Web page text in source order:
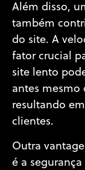
Além disso,
também
do site. A
fator crucial
site lento
antes mesmo
resultando
clientes.
Outra
é a